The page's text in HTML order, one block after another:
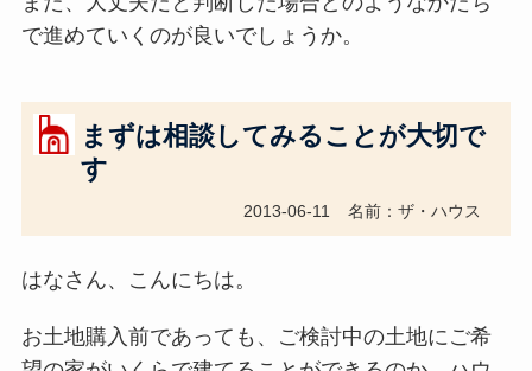
で進めていくのが良いでしょうか。
まずは相談してみることが大切で
す
2013-06-11 名前：ザ・ハウス
はなさん、こんにちは。
お土地購入前であっても、ご検討中の土地にご希